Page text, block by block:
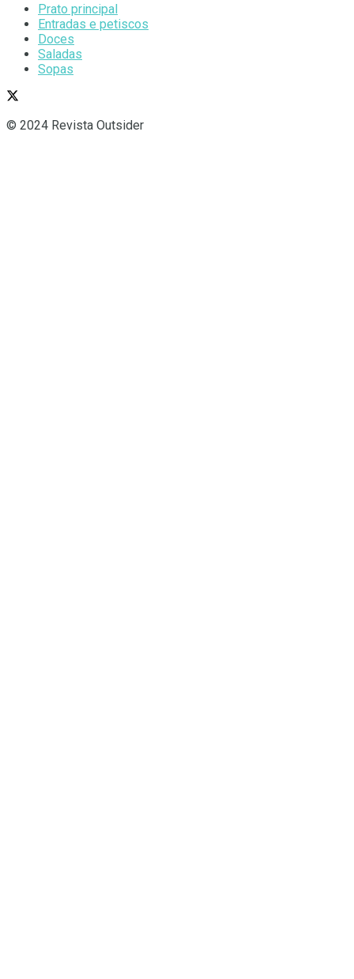
Prato principal
Entradas e petiscos
Doces
Saladas
Sopas
© 2024 Revista Outsider